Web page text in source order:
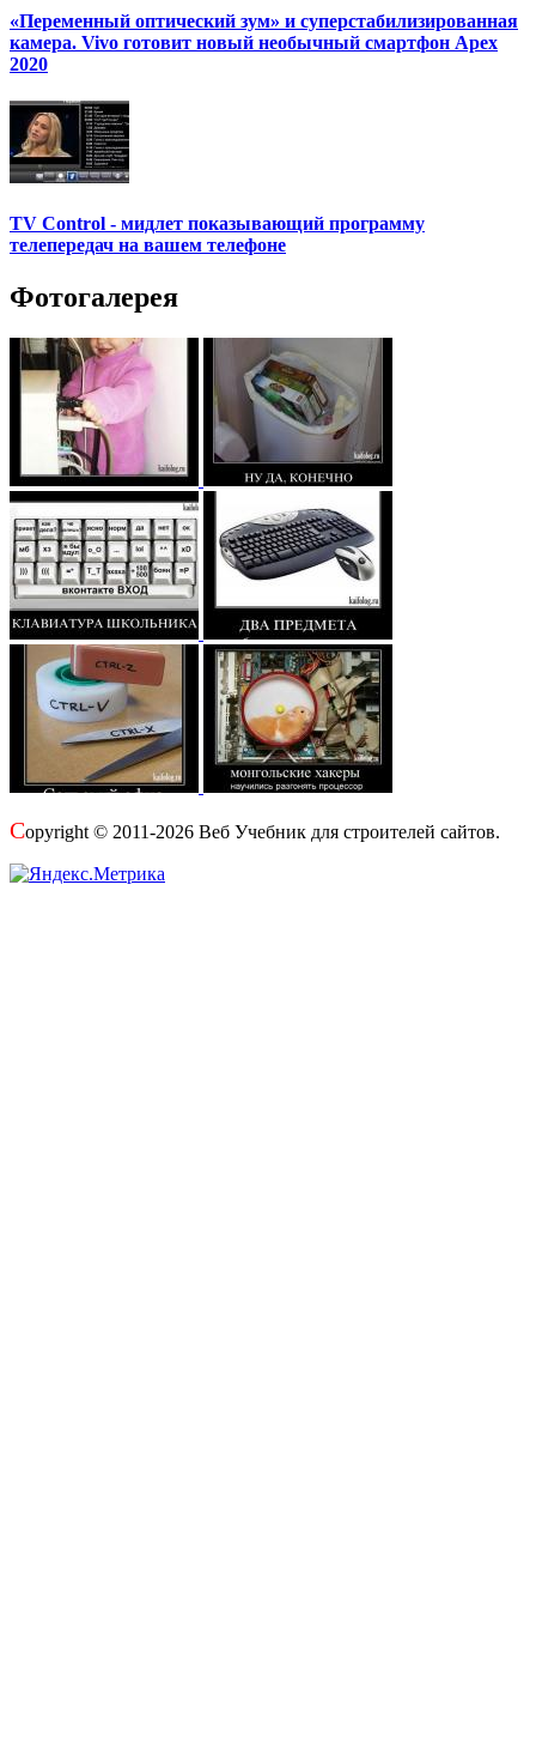
«Переменный оптический зум» и суперстабилизированная
камера. Vivo готовит новый необычный смартфон Apex
2020
TV Control - мидлет показывающий программу
телепередач на вашем телефоне
Фотогалерея
Copyright © 2011-2026 Веб Учебник для строителей сайтов.